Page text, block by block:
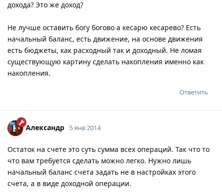
дохода? Это же доход?
Не лучше оставить богу богово а кесарю кесарево? Есть
начальный баланс, есть движение, на основе движения
есть бюджеты, как расходный так и доходный. Не ломая
существующую картину сделать накопления именно как
накопления.
Ответить
Александр 5 янв 2014
Остаток на счете это суть сумма всех операций. Так что то
что вам требуется сделать можно легко. Нужно лишь
начальный баланс счета задать не в настройках этого
счета, а в виде доходной операции.